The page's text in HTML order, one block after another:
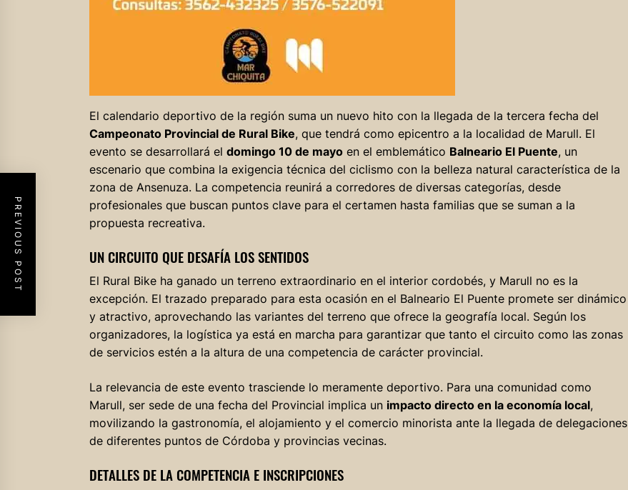
El calendario deportivo de la región suma un nuevo hito con la llegada de la tercera fecha del
Campeonato Provincial de Rural Bike, que tendrá como epicentro a la localidad de Marull. El
evento se desarrollará el domingo 10 de mayoen el emblemático Balneario El Puente, un
escenario que combina la exigencia técnica del ciclismo con la belleza natural característica de la
zona de Ansenuza. La competencia reunirá a corredores de diversas categorías, desde
profesionales que buscan puntos clave para el certamen hasta familias que se suman a la
propuesta recreativa.
UN CIRCUITO QUE DESAFÍA LOS SENTIDOS
El Rural Bike ha ganado un terreno extraordinario en el interior cordobés, y Marull no es la
excepción. El trazado preparado para esta ocasión en el Balneario El Puente promete ser dinámico
y atractivo, aprovechando las variantes del terreno que ofrece la geografía local. Según los
organizadores, la logística ya está en marcha para garantizar que tanto el circuito como las zonas
de servicios estén a la altura de una competencia de carácter provincial.
La relevancia de este evento trasciende lo meramente deportivo. Para una comunidad como
Marull, ser sede de una fecha del Provincial implica un impacto directo en la economía local,
movilizando la gastronomía, el alojamiento y el comercio minorista ante la llegada de delegaciones
de diferentes puntos de Córdoba y provincias vecinas.
DETALLES DE LA COMPETENCIA E INSCRIPCIONES
PREVIOUS POST